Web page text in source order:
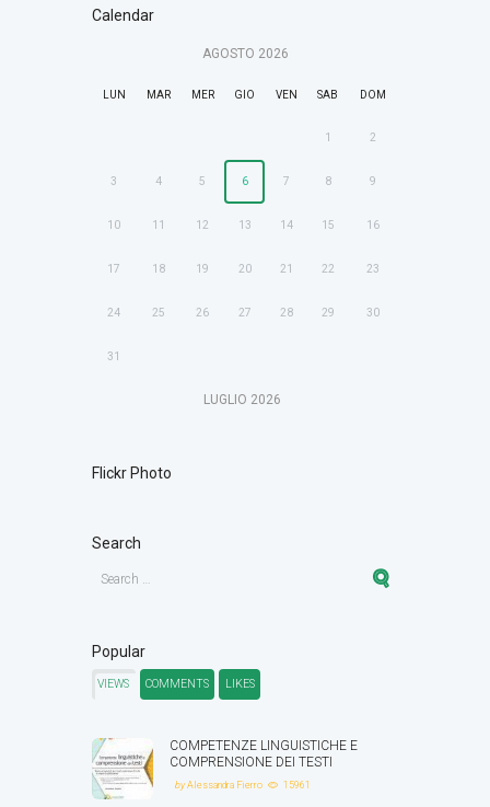
Calendar
AGOSTO 2026
LUN MAR MER GIO VEN SAB DOM
1 2
3 4 5 6 7 8 9
10 11 12 13 14 15 16
17 18 19 20 21 22 23
24 25 26 27 28 29 30
31
LUGLIO 2026
Flickr Photo
Search
Popular
VIEWS COMMENTS LIKES
COMPETENZE LINGUISTICHE E
COMPRENSIONE DEI TESTI
byAlessandra Fierro 15961